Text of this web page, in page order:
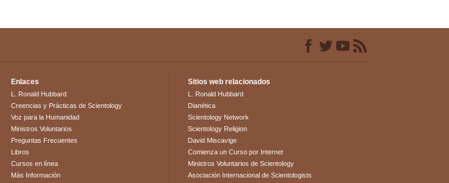
Enlaces
L. Ronald Hubbard
Creencias y Prácticas de Scientology
Voz para la Humanidad
Ministros Voluntarios
Preguntas Frecuentes
Libros
Cursos en línea
Más Información
Sitios web relacionados
L. Ronald Hubbard
Dianética
Scientology Network
Scientology Religion
David Miscavige
Comienza un Curso por Internet
Ministros Voluntarios de Scientology
Asociación Internacional de Scientologists